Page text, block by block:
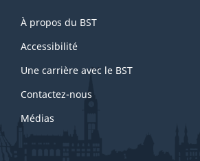
this
site
À propos du BST
Accessibilité
Une carrière avec le BST
Contactez-nous
Médias